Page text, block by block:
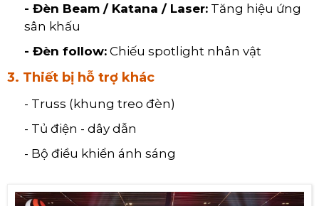
- Đèn Beam / Katana / Laser: Tăng hiệu ứng
sân khấu
- Đèn follow: Chiếu spotlight nhân vật
3. Thiết bị hỗ trợ khác
- Truss (khung treo đèn)
- Tủ điện - dây dẫn
- Bộ điều khiển ánh sáng